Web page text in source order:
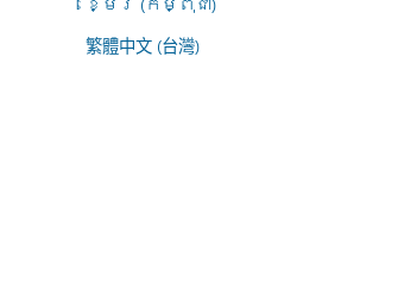
繁體中文 (台灣)